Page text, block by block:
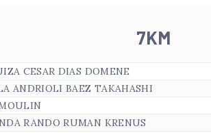
7KM
CESAR DIAS DOMENE
ANDRIOLI BAEZ TAKAHASHI
RANDO RUMAN KRENUS